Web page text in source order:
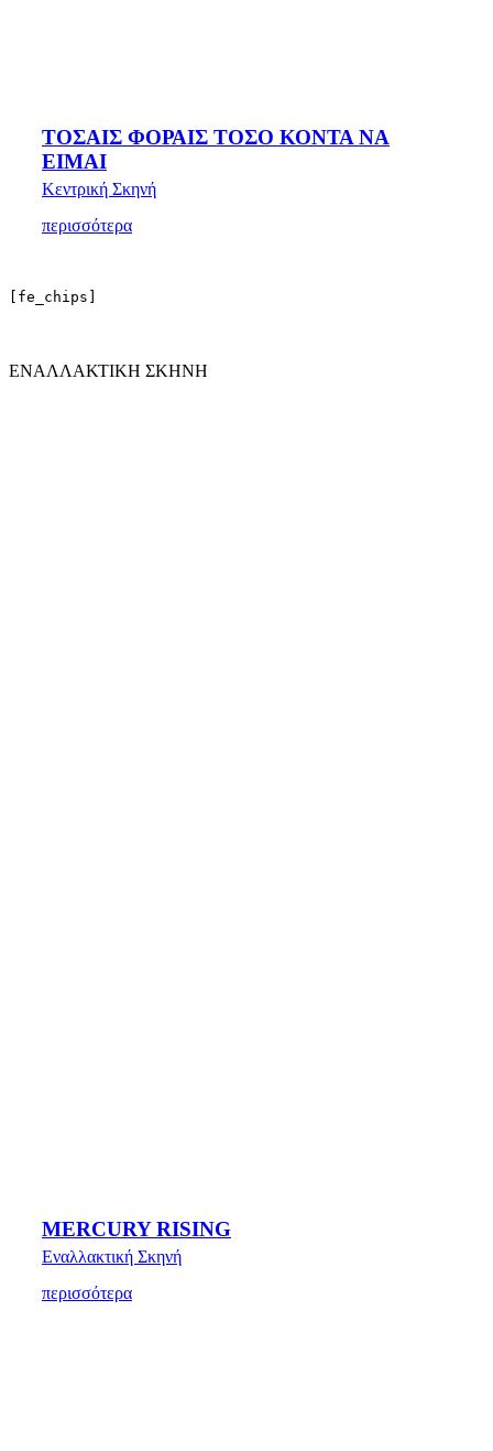
ΤΟΣΑΙΣ ΦΟΡΑΙΣ ΤΟΣΟ ΚΟΝΤΑ ΝΑ
ΕΙΜΑΙ
Κεντρική Σκηνή
περισσότερα
[fe_chips]
ΕΝΑΛΛΑΚΤΙΚΗ ΣΚΗΝΗ
MERCURY RISING
Εναλλακτική Σκηνή
περισσότερα